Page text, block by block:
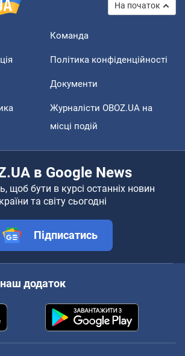
На початок
Команда
Політика конфіденційності
Документи
Журналісти OBOZ.UA на
місці подій
в Google News
щоб бути в курсі останніх новин
та світу сьогодні
Підписатись
додаток